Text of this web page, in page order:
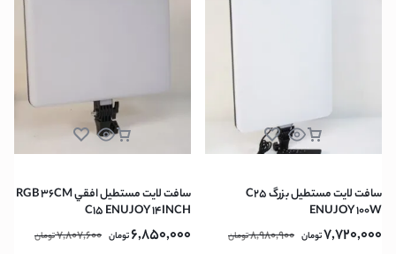
سافت لايت مستطيل بزرگ C25
ENUJOY 100W
7,720,000تومان 8,980,900تومان
سافت لايت مستطيل افقي RGB 36CM
C15 ENUJOY 14INCH
6,850,000تومان 7,807,600تومان